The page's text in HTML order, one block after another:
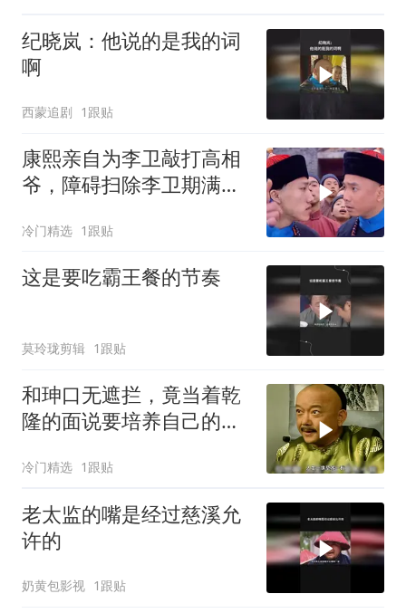
纪晓岚：他说的是我的词
啊
西蒙追剧 1跟贴
康熙亲自为李卫敲打高相
爷，障碍扫除李卫期满得
冷门精选 1跟贴
这是要吃霸王餐的节奏
莫玲珑剪辑 1跟贴
和珅口无遮拦，竟当着乾
隆的面说要培养自己的势
冷门精选 1跟贴
老太监的嘴是经过慈溪允
许的
奶黄包影视 1跟贴